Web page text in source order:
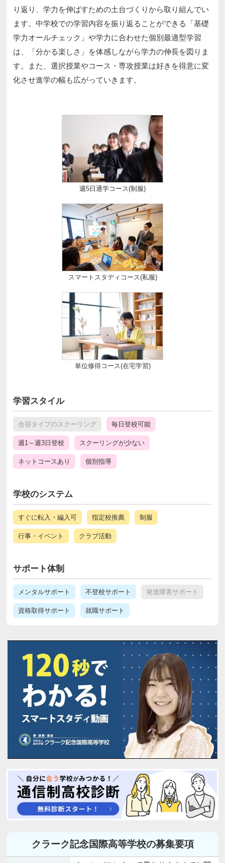
り返り、学力を伸ばすための土台づくりから取り組んでい
ます。中学校での学習内容を振り返ることができる「基礎
学力オールチェック」や学力に合わせた個別最適型学習
は、「分かる楽しさ」を体感しながら学力の伸長を図りま
す。また、選択授業やコース・専攻授業は好きを得意に変
化させ進学の幅も広がっていきます。
週5日通学コース(制服)
スマートスタディコース(私服)
単位修得コース(在宅学習)
学習スタイル
合宿タイプのスクーリング 毎日登校可能
週1～週3日登校 スクーリングが少ない
ネットコースあり 個別指導
学校のシステム
すぐに転入・編入可 指定校推薦 制服
行事・イベント クラブ活動
サポート体制
メンタルサポート 不登校サポート 発達障害サポート
資格取得サポート 就職サポート
クラーク記念国際高等学校の募集要項